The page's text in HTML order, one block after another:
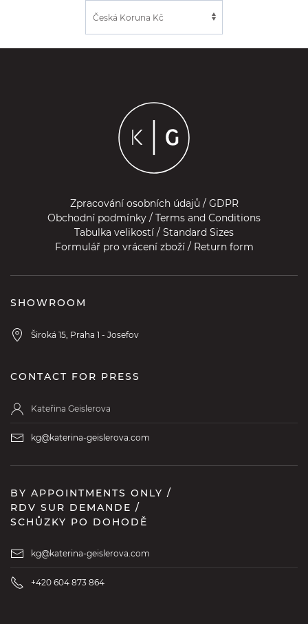
Zpracování osobních údajů / GDPR
Obchodní podmínky / Terms and Conditions
Tabulka velikostí / Standard Sizes
Formulář pro vrácení zboží / Return form
SHOWROOM
Široká 15, Praha 1 - Josefov
CONTACT FOR PRESS
Kateřina Geislerova
kg@katerina-geislerova.com
BY APPOINTMENTS ONLY /
RDV SUR DEMANDE /
SCHŮZKY PO DOHODĚ
kg@katerina-geislerova.com
+420 604 873 864